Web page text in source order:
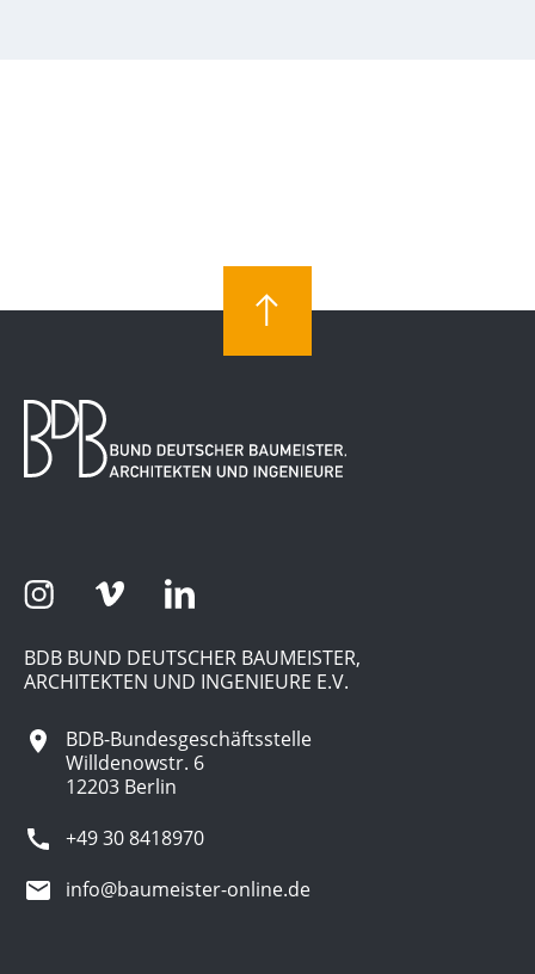
BDB BUND DEUTSCHER BAUMEISTER,
ARCHITEKTEN UND INGENIEURE E.V.
BDB-Bundesgeschäftsstelle
Willdenowstr. 6
12203 Berlin
+49 30 8418970
info@baumeister-online.de